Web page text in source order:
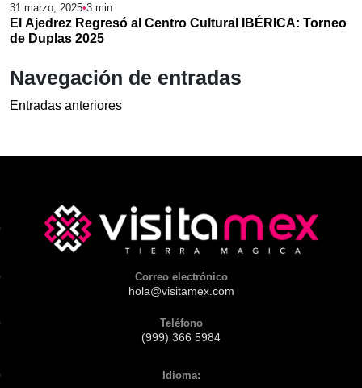
31 marzo, 2025•3 min
El Ajedrez Regresó al Centro Cultural IBÉRICA: Torneo
de Duplas 2025
Navegación de entradas
Entradas anteriores
Correo electrónico
hola@visitamex.com
Teléfono
(999) 366 5984
Idioma: